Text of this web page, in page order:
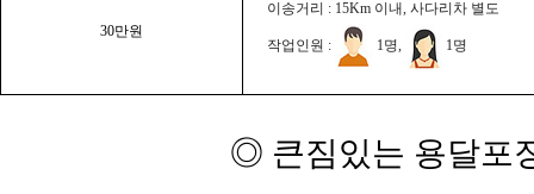
30만원
이송거리 : 15Km 이내, 사다리차 별도
작업인원 : 1명, 1명
◎ 큰짐있는 용달포